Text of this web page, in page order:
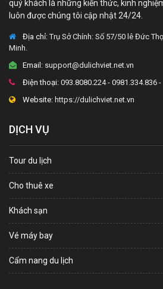
quý khách là những kiến thức, kinh
luôn được chúng tôi cập nhật 24/24.
Địa chỉ:Trụ Sở Chính: Số 57/50 lê Đức
Minh.
Email: support@dulichviet.net.vn
Điện thoại: 093.8080.224 - 0981.334.836 -
Website: https://dulichviet.net.vn
DỊCH VỤ
Tour du lịch
Cho thuê xe
Khách sạn
Vé máy bay
Cẩm nang du lịch